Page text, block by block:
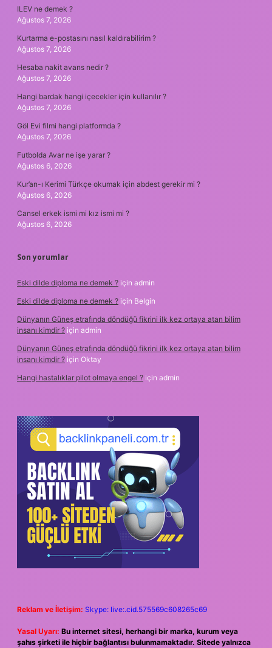
ILEV ne demek ?
Ağustos 7, 2026
Kurtarma e-postasını nasıl kaldırabilirim ?
Ağustos 7, 2026
Hesaba nakit avans nedir ?
Ağustos 7, 2026
Hangi bardak hangi içecekler için kullanılır ?
Ağustos 7, 2026
Göl Evi filmi hangi platformda ?
Ağustos 7, 2026
Futbolda Avar ne işe yarar ?
Ağustos 6, 2026
Kur’an-ı Kerimi Türkçe okumak için abdest gerekir mi ?
Ağustos 6, 2026
Cansel erkek ismi mi kız ismi mi ?
Ağustos 6, 2026
Son yorumlar
Eski dilde diploma ne demek ? için admin
Eski dilde diploma ne demek ? için Belgin
Dünyanın Güneş etrafında döndüğü fikrini ilk kez ortaya atan bilim
insanı kimdir ? için admin
Dünyanın Güneş etrafında döndüğü fikrini ilk kez ortaya atan bilim
insanı kimdir ? için Oktay
Hangi hastalıklar pilot olmaya engel ? için admin
Reklam ve İletişim: Skype: live:.cid.575569c608265c69
Yasal Uyarı: Bu internet sitesi, herhangi bir marka, kurum veya
şahıs şirketi ile hiçbir bağlantısı bulunmamaktadır. Sitede yalnızca